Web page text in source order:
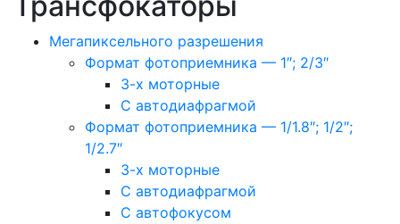
Мегапиксельного разрешения
Формат фотоприемника — 1″; 2/3″
3-х моторные
С автодиафрагмой
Формат фотоприемника — 1/1.8″; 1/2″;
1/2.7″
3-х моторные
С автодиафрагмой
С автофокусом